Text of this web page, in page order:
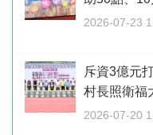
2026-07-23
斥資3億元
村長照衛福
2026-07-20